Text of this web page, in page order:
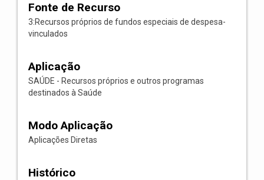
Fonte de Recurso
3:Recursos próprios de fundos especiais de despesa-
vinculados
Aplicação
SAÚDE - Recursos próprios e outros programas
destinados à Saúde
Modo Aplicação
Aplicações Diretas
Histórico